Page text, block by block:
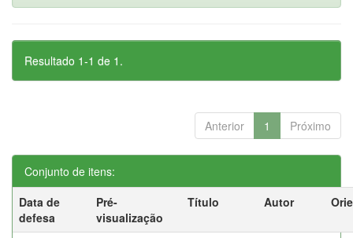
Resultado 1-1 de 1.
Anterior 1 Próximo
Conjunto de itens:
Data de
defesa
Pré-
visualização
Título Autor